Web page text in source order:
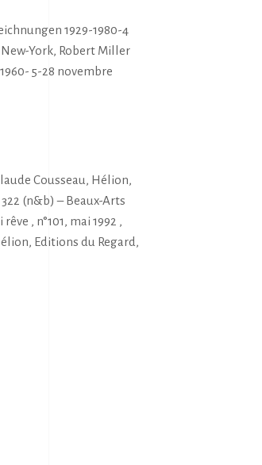
1929-1980-4
York, Robert Miller
5-28 novembre
Cousseau, Hélion,
(n&b) – Beaux-Arts
, n°101, mai 1992 ,
Editions du Regard,